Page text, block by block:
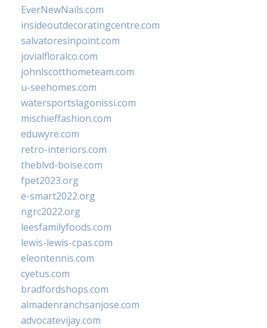
EverNewNails.com
insideoutdecoratingcentre.com
salvatoresinpoint.com
jovialfloralco.com
johnlscotthometeam.com
u-seehomes.com
watersportslagonissi.com
mischieffashion.com
eduwyre.com
retro-interiors.com
theblvd-boise.com
fpet2023.org
e-smart2022.org
ngrc2022.org
leesfamilyfoods.com
lewis-lewis-cpas.com
eleontennis.com
cyetus.com
bradfordshops.com
almadenranchsanjose.com
advocatevijay.com